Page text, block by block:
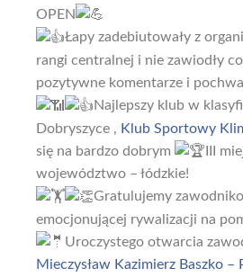
OPEN
Łapy zadebiutowały z
rangi centralnej i nie zawiodły
pozytywne komentarze i
Najlepszy klub w
Dobryszyce , Klub Sportowy
się na bardzo dobrym
III
województwo – łódzkie!
Gratulujemy
emocjonującej rywalizacji na
Uroczystego otwarcia
Mieczysław Kazimierz Baszko –